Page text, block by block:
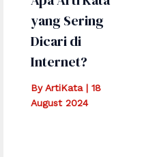
yang Sering
Dicari di
Internet?
ByArtiKata | 18
August 2024